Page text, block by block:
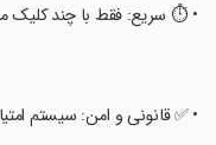
‏• ⏱️ سریع: فقط با چند کلیک
‏• ✅ قانونی و امن: سیستم